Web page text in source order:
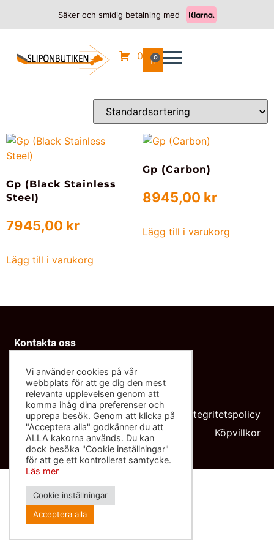
Säker och smidig betalning med
0 0
DUCATI/MONSTER S4R/ 2003
2003
Gp (Black Stainless
Steel)
7945,00 kr
Lägg till i varukorg
Gp (Carbon)
8945,00 kr
Lägg till i varukorg
Kontakta oss
0708-423272
Org nr: 559091-8602
Integritetspolicy
Köpvillkor
Vi använder cookies på vår
webbplats för att ge dig den mest
relevanta upplevelsen genom att
komma ihåg dina preferenser och
upprepa besök. Genom att klicka på
"Acceptera alla" godkänner du att
ALLA kakorna används. Du kan
dock besöka "Cookie inställningar"
för att ge ett kontrollerat samtycke.
Läs mer
Cookie inställningar
Acceptera alla